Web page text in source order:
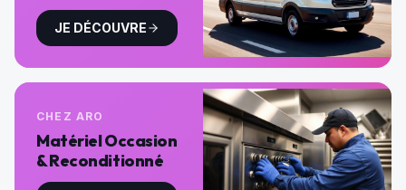
JE DÉCOUVRE
CHEZ ARO
Matériel Occasion
& Reconditionné